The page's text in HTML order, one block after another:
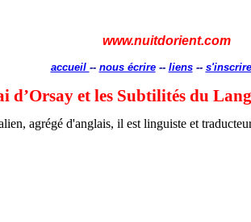
www.nuitdorient.com
accueil -- nous écrire-- liens-- s'inscrire
d’Orsay et les Subtilités du
agrégé d'anglais, il est linguiste et